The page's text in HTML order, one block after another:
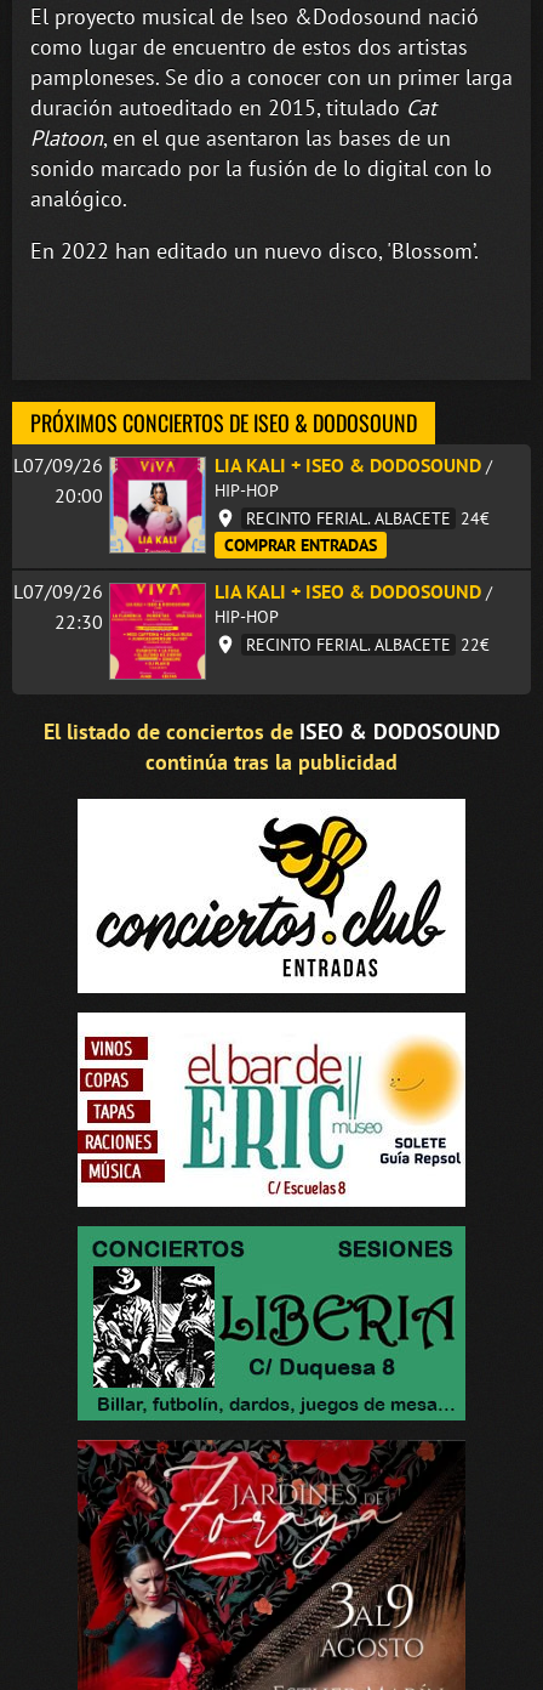
El proyecto musical de Iseo &Dodosound nació
como lugar de encuentro de estos dos artistas
pamploneses. Se dio a conocer con un primer larga
duración autoeditado en 2015, titulado Cat
Platoon, en el que asentaron las bases de un
sonido marcado por la fusión de lo digital con lo
analógico.
En 2022 han editado un nuevo disco, 'Blossom’.
PRÓXIMOS CONCIERTOS DE ISEO & DODOSOUND
L07/09/26
20:00
LIA KALI + ISEO & DODOSOUND /
HIP-HOP
RECINTO FERIAL. ALBACETE 24€
COMPRAR ENTRADAS
L07/09/26
22:30
LIA KALI + ISEO & DODOSOUND /
HIP-HOP
RECINTO FERIAL. ALBACETE 22€
El listado de conciertos de ISEO & DODOSOUND
continúa tras la publicidad